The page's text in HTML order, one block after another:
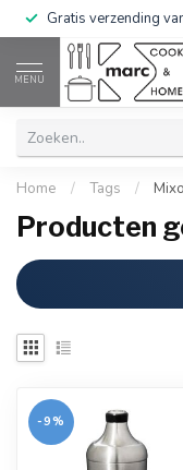
Gratis verzending
MENU
Home / Tags /
Producten
-9%